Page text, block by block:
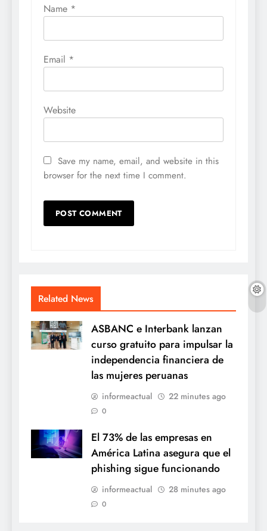
Name *
Email *
Website
Save my name, email, and website in this
browser for the next time I comment.
Related News
ASBANC e Interbank lanzan
curso gratuito para impulsar la
independencia financiera de
las mujeres peruanas
informeactual 22 minutes ago
0
El 73% de las empresas en
América Latina asegura que el
phishing sigue funcionando
informeactual 28 minutes ago
0